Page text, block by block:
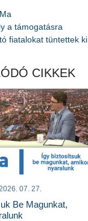
a támogatásra
fiatalokat tüntettek
CIKKEK
07. 27.
Be Magunkat,